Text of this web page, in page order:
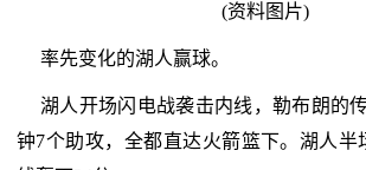
(资料图片)
率先变化的湖人赢球。
湖人开场闪电战袭击内线，勒布朗的
钟7个助攻，全都直达火箭篮下。湖人半